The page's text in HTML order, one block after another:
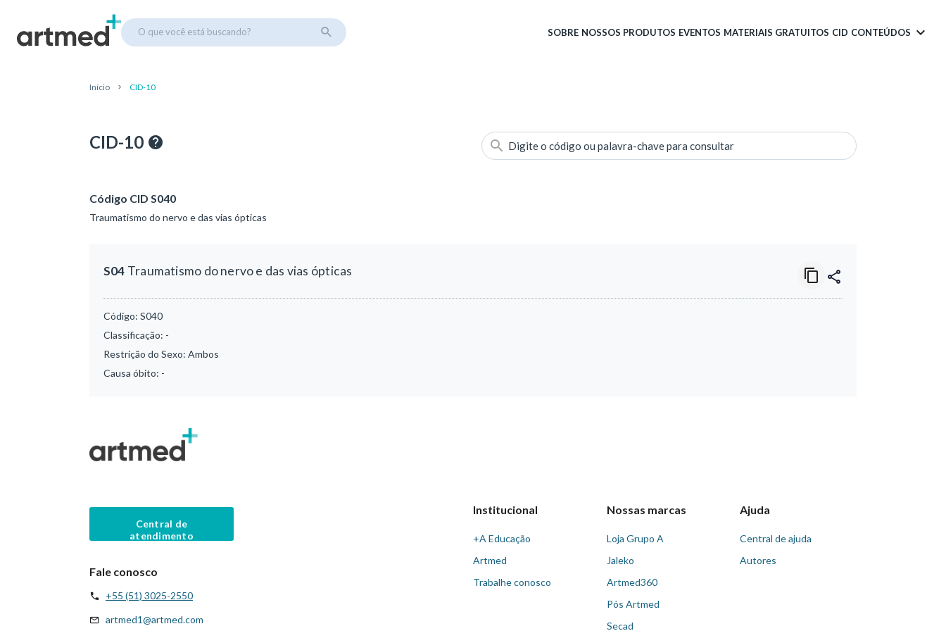
O que você está buscando? SOBRE NOSSOS PRODUTOS EVENTOS MATERIAIS GRATUITOS CID CONTEÚDOS
Início CID-10
CID-10 Digite o código ou palavra-chave para consultar
Código CID S040
Traumatismo do nervo e das vias ópticas
S04 Traumatismo do nervo e das vias ópticas
Código: S040
Classificação: -
Restrição do Sexo: Ambos
Causa óbito: -
Central de
atendimento
Fale conosco
+55 (51) 3025-2550
artmed1@artmed.com
Institucional
+A Educação
Artmed
Trabalhe conosco
Nossas marcas
Loja Grupo A
Jaleko
Artmed360
Pós Artmed
Secad
Ajuda
Central de ajuda
Autores